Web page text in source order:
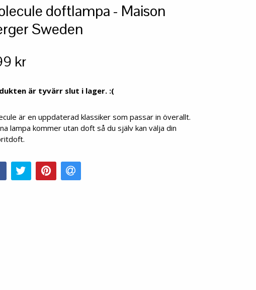
doftlampa - Maison
Sweden
kr
är tyvärr slut i lager. :(
är en uppdaterad klassiker som passar in överallt.
lampa kommer utan doft så du själv kan välja din